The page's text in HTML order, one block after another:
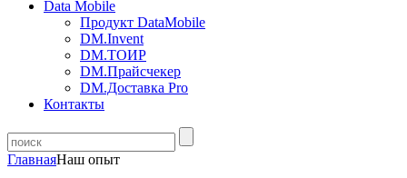
Data Mobile
Продукт DataMobile
DM.Invent
DM.ТОИР
DM.Прайсчекер
DM.Доставка Pro
Контакты
ГлавнаяНаш опыт